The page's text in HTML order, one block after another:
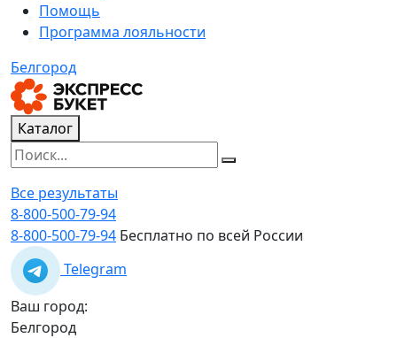
Помощь
Программа лояльности
Белгород
Каталог
Все результаты
8-800-500-79-94
8-800-500-79-94 Бесплатно по всей России
Telegram
Ваш город:
Белгород